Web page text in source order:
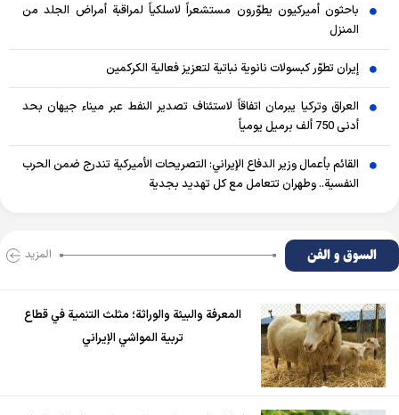
باحثون أميركيون يطوّرون مستشعراً لاسلكياً لمراقبة أمراض الجلد من
المنزل
إيران تطوّر كبسولات نانوية نباتية لتعزيز فعالية الكركمين
العراق وتركيا يبرمان اتفاقاً لاستئناف تصدير النفط عبر ميناء جيهان بحد
أدنى 750 ألف برميل يومياً
القائم بأعمال وزير الدفاع الإيراني: التصريحات الأميركية تندرج ضمن الحرب
النفسية.. وطهران تتعامل مع كل تهديد بجدية
السوق و الفن المزید
المعرفة والبيئة والوراثة؛ مثلث التنمية في قطاع
تربية المواشي الإيراني